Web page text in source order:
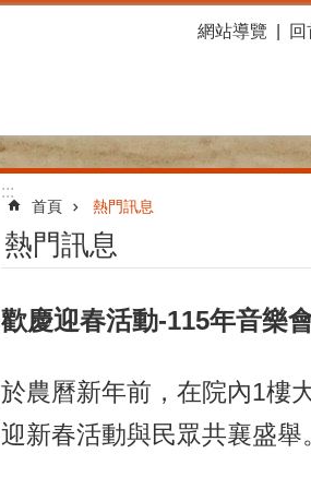
網站導覽
回
:::
首頁 熱門訊息
熱門訊息
歡慶迎春活動-115年音樂
於農曆新年前，在院內1樓
迎新春活動與民眾共襄盛舉